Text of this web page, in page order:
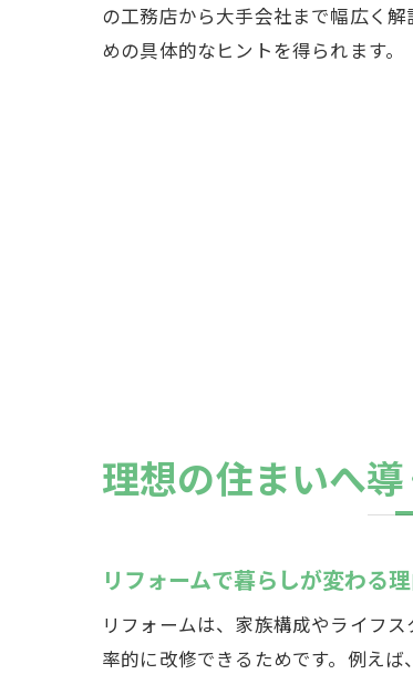
の工務店から大手会社まで幅広く
めの具体的なヒントを得られます。
理想の住まいへ
リフォームで暮らしが変わる
リフォームは、家族構成やライフ
率的に改修できるためです。例え